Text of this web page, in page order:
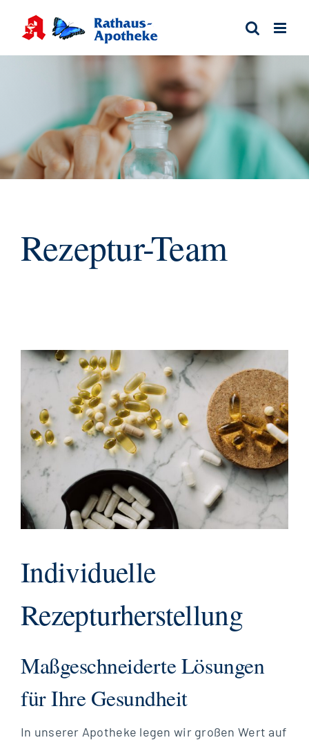
Inhalt
Rezeptur-Team
Individuelle
Rezepturherstellung
Maßgeschneiderte Lösungen
für Ihre Gesundheit
In unserer Apotheke legen wir großen Wert auf